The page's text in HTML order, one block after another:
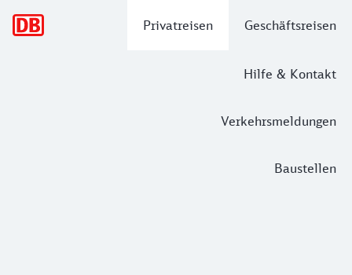
Privatreisen Geschäftsreisen
Hilfe & Kontakt
Verkehrsmeldungen
Baustellen